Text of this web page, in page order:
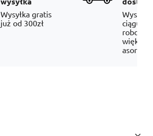
Wysyłka gratis
już od 300zł
ciągu
robocze